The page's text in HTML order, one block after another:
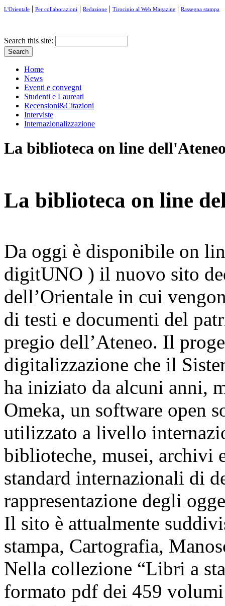
L'Orientale | Per collaborazioni | Redazione | Tirocinio al Web Magazine | Rassegna stampa
Search this site:
Home
News
Eventi e convegni
Studenti e Laureati
Recensioni&Citazioni
Interviste
Internazionalizzazione
La biblioteca on line
La biblioteca on line
Da oggi è disponibile on
digitUNO ) il nuovo sito
dell’Orientale in cui
di testi e documenti del
pregio dell’Ateneo. Il
digitalizzazione che il
ha iniziato da alcuni anni,
Omeka, un software open
utilizzato a livello
biblioteche, musei, archivi
standard internazionali di
rappresentazione degli
Il sito è attualmente
stampa, Cartografia,
Nella collezione “Libri a
formato pdf dei 459